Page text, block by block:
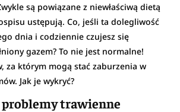
są powiązane z niewłaściwą dietą
ustępują. Co, jeśli ta dolegliwość
dnia i codziennie czujesz się
gazem? To nie jest normalne!
za którym mogą stać zaburzenia w
Jak je wykryć?
problemy trawienne